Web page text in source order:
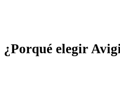
¿Porqué elegir